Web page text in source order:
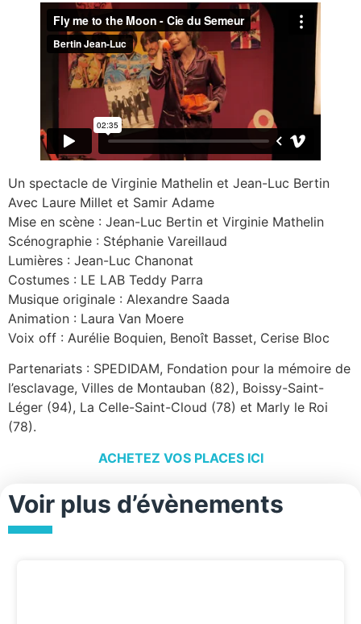
Un spectacle de Virginie Mathelin et Jean-Luc Bertin
Avec Laure Millet et Samir Adame
Mise en scène : Jean-Luc Bertin et Virginie Mathelin
Scénographie : Stéphanie Vareillaud
Lumières : Jean-Luc Chanonat
Costumes : LE LAB Teddy Parra
Musique originale : Alexandre Saada
Animation : Laura Van Moere
Voix off : Aurélie Boquien, Benoît Basset, Cerise Bloc
Partenariats : SPEDIDAM, Fondation pour la mémoire de
l’esclavage, Villes de Montauban (82), Boissy-Saint-
Léger (94), La Celle-Saint-Cloud (78) et Marly le Roi
(78).
ACHETEZ VOS PLACES ICI
Voir plus d’évènements